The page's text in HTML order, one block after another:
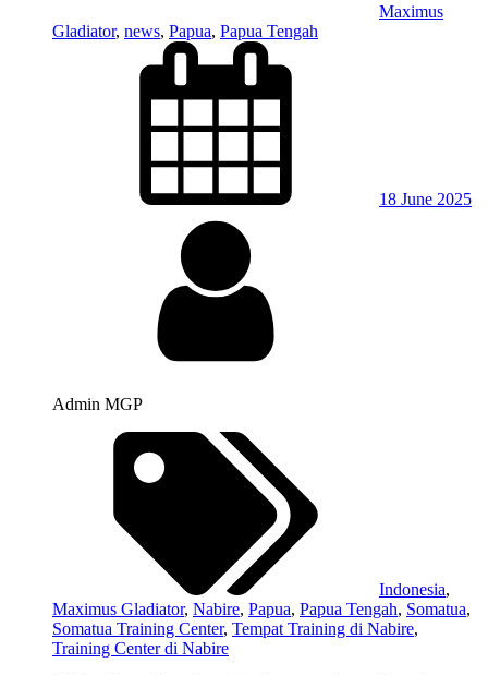
Maximus
Gladiator, news, Papua, Papua Tengah
18 June 2025
Admin MGP
Indonesia,
Maximus Gladiator, Nabire, Papua, Papua Tengah, Somatua,
Somatua Training Center, Tempat Training di Nabire,
Training Center di Nabire